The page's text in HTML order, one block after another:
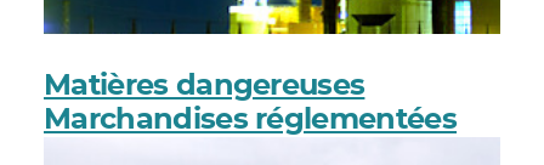
Matières dangereuses
Marchandises réglementées